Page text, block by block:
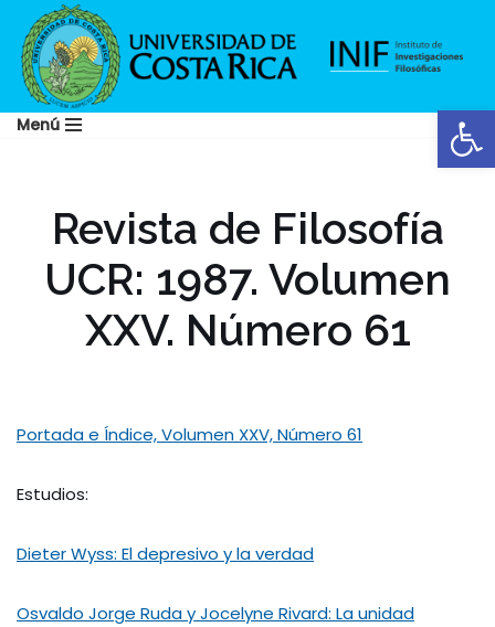
Saltar
al
contenido
Menú
Revista de Filosofía
UCR: 1987. Volumen
XXV. Número 61
Portada e Índice, Volumen XXV, Número 61
Estudios:
Dieter Wyss: El depresivo y la verdad
Osvaldo Jorge Ruda y Jocelyne Rivard: La unidad